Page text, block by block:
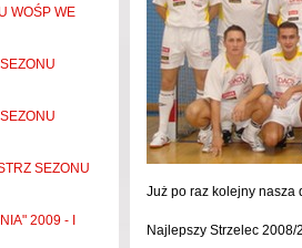
WOŚP WE
SEZONU
2009 - I
Już po raz kolejny nasza
Najlepszy Strzelec 2008/